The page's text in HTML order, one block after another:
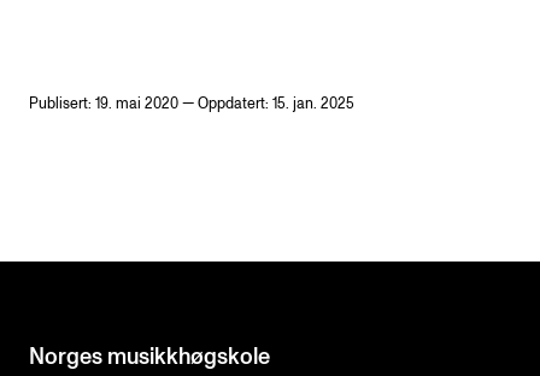
Publisert: 19. mai 2020 — Oppdatert: 15. jan. 2025
Norges musikk­høgskole